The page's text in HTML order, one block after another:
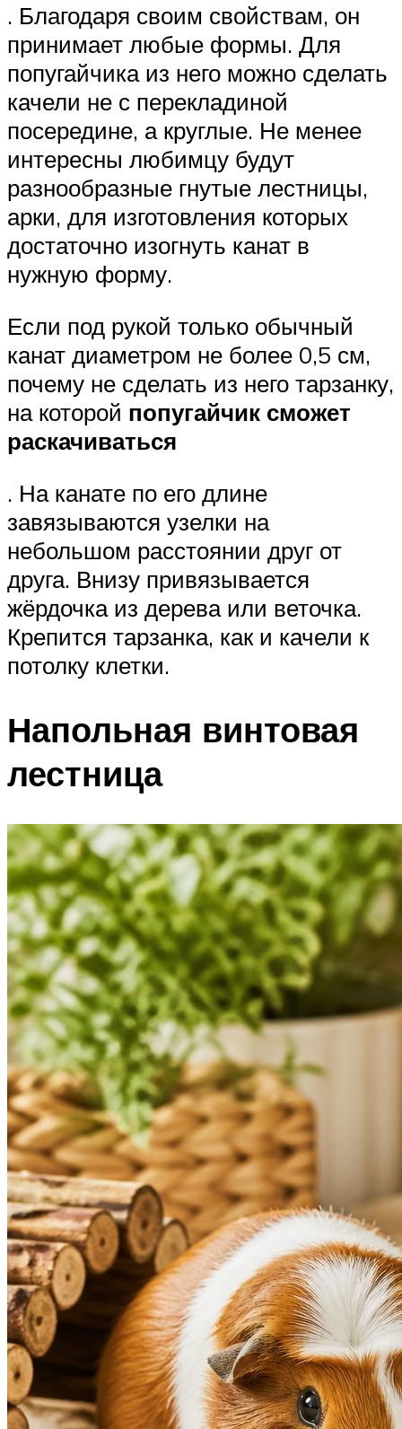
. Благодаря своим свойствам, он
принимает любые формы. Для
попугайчика из него можно сделать
качели не с перекладиной
посередине, а круглые. Не менее
интересны любимцу будут
разнообразные гнутые лестницы,
арки, для изготовления которых
достаточно изогнуть канат в
нужную форму.
Если под рукой только обычный
канат диаметром не более 0,5 см,
почему не сделать из него тарзанку,
на которой попугайчик сможет
раскачиваться
. На канате по его длине
завязываются узелки на
небольшом расстоянии друг от
друга. Внизу привязывается
жёрдочка из дерева или веточка.
Крепится тарзанка, как и качели к
потолку клетки.
Напольная винтовая
лестница